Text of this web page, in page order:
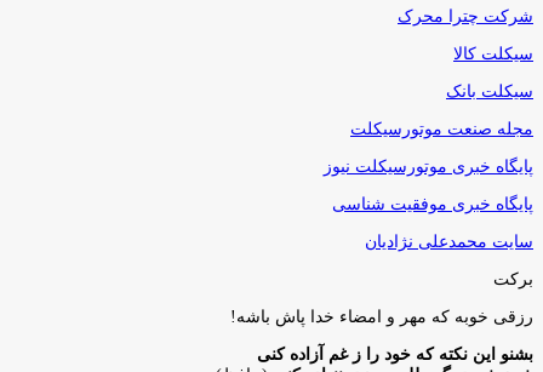
شرکت چترا محرک
سیکلت کالا
سیکلت بانک
مجله صنعت موتورسیکلت
پایگاه خبری موتورسیکلت نیوز
پایگاه خبری موفقیت شناسی
سایت محمدعلی نژادیان
برکت
رزقی خوبه كه مهر و امضاء خدا پاش باشه!
بشنو این نکته که خود را ز غم آزاده کنی